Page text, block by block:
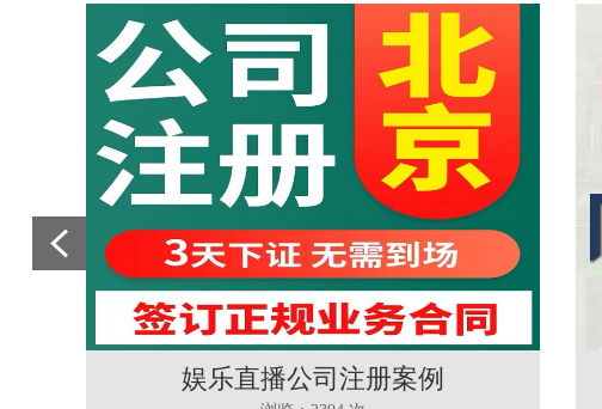
娱乐直播公司注册案例